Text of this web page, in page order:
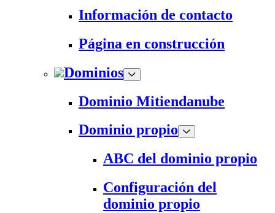
Información de contacto
Página en construcción
Dominios
Dominio Mitiendanube
Dominio propio
ABC del dominio propio
Configuración del
dominio propio